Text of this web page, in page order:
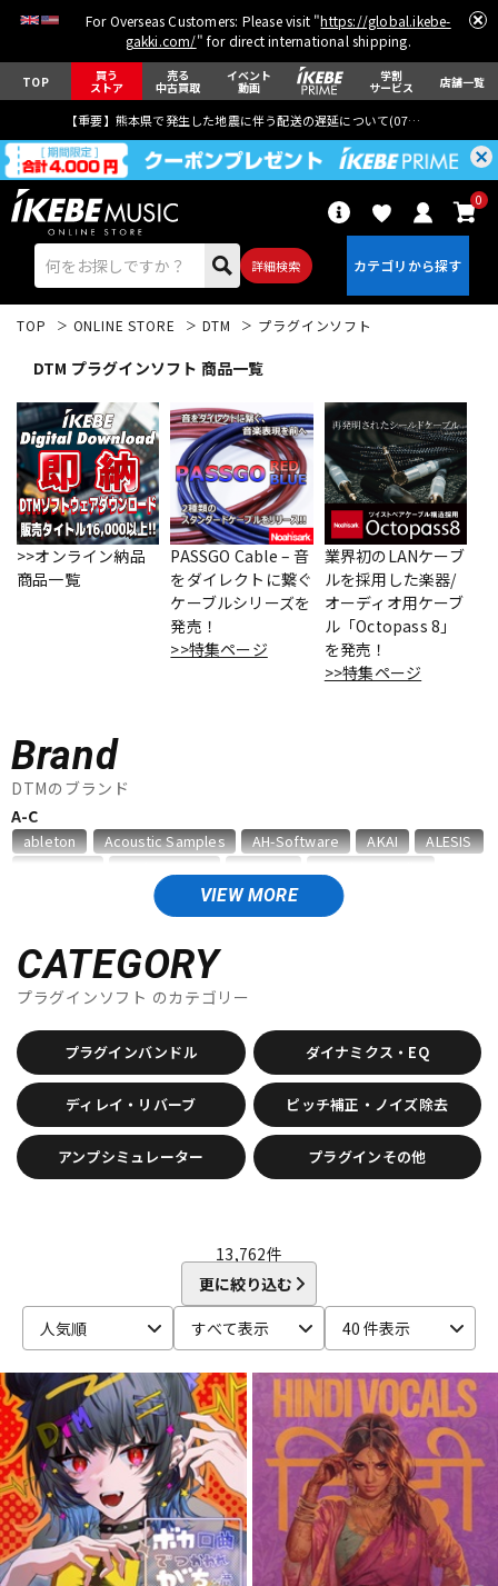
For Overseas Customers: Please visit "https://global.ikebe-
gakki.com/" for direct international shipping.
TOP 買う
ストア
売る
中古買取
イベント
動画
学割
サービス 店舗一覧
【重要】熊本県で発生した地震に伴う配送の遅延について(07月29日
詳細検索
0
エレキギター アコギ/エレアコ
ベース ウクレレ
パーカッション
管楽器
アンプ エフェクター
DTM オンライン納品
TOP ONLINE STORE DTM プラグインソフト
DTM プラグインソフト 商品一覧
>>オンライン納品
商品一覧
PASSGO Cable – 音
をダイレクトに繋ぐ
ケーブルシリーズを
発売！
>>特集ページ
業界初のLANケーブ
ルを採用した楽器/
オーディオ用ケーブ
ル「Octopass 8」
を発売！
>>特集ページ
Brand
DTMのブランド
VIEW MORE
A-C
ableton Acoustic Samples AH-Software AKAI
ALESIS
Artiphon ARTRIG Arturia
audio-technica AVID BestService
BITWIG
Blackstar BOSS
CINESAMPLES
CME PRO
CRYPTON
D-I
DAHUA DECKSAVER DiGiGrid
DOTEC AUDIO
EAST WEST
ENHANCIA ESI Eventide
Expressive E
FabFilter
FLUX:: Focusrite
Future Audio Workshop
GARRITAN
GATOR Frameworks
GRACE design
HEAVYOCITY
HEiL SOUND HERCULES
ICON
KAWAII FUTURESAMPLES KENTON
Klevgrand
KORG Krotos LEWITT Lexicon
MACKIE
M-AUDIO McDSP MIDIPLUS
MONSTER CABLE
moog
MOTU MUTEC
Native Instruments
Nektar Technology
NEUMANN NOVATION Nugen Audio
O-R
OVERLOUD Oyaide Pearl PG Music
Pitch Innovations
Plugin Alliance
POLYVERSE Positive Grid
PreSonus
PrismSound
PROJECT SAM Prominy
Radial
Rational Acoustics
Rob Papen RODE Roland
ROLI
RUPERT NEVE DESIGNS
CATEGORY
プラグインソフト のカテゴリー
プラグインバンドル ダイナミクス・EQ
ディレイ・リバーブ ピッチ補正・ノイズ除去
アンプシミュレーター プラグインその他
13,762件
更に絞り込む
人気順
すべて表示 40 件表示